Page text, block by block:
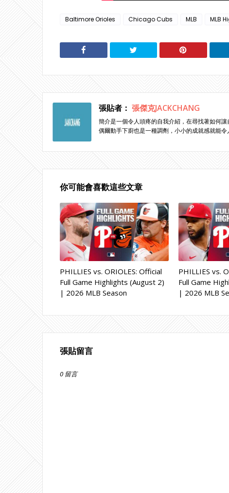
Baltimore Orioles Chicago Cubs MLB MLB
張貼者： 張傑克JACKCHANG
簡介是一個令人頭疼的自我介紹，在尋找著如何
偶爾動手下廚也是一種調劑，小小的成就感就能令
你可能會喜歡這些文章
PHILLIES vs. ORIOLES: Official
Full Game Highlights (August 2)
| 2026 MLB Season
PHILLIES vs.
Full Game
| 2026 MLB
張貼留言
0 留言